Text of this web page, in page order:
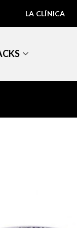
LA CLÍNICA